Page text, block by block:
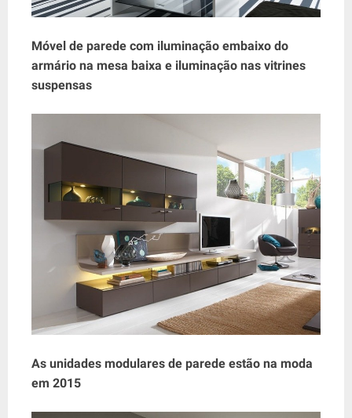
Móvel de parede com iluminação embaixo do
armário na mesa baixa e iluminação nas vitrines
suspensas
As unidades modulares de parede estão na moda
em 2015